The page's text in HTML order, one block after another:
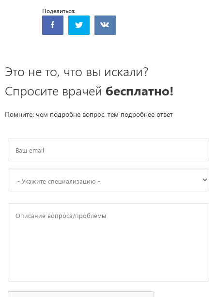
Поделиться:
Это не то, что вы искали?
Спросите врачей бесплатно!
Помните: чем подробне вопрос, тем подробнее ответ